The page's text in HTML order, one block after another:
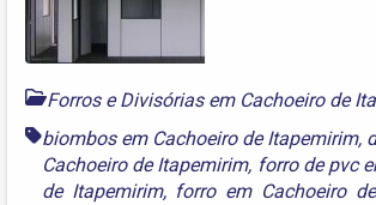
Forros e Divisórias em Cachoeiro de
biombos em Cachoeiro de Itapemirim,
Cachoeiro de Itapemirim, forro de pvc
de Itapemirim, forro em Cachoeiro